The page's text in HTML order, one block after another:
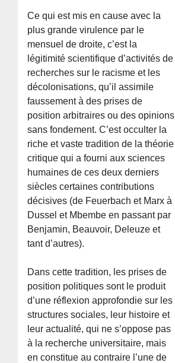
Ce qui est mis en cause avec la
plus grande virulence par le
mensuel de droite, c’est la
légitimité scientifique d’activités de
recherches sur le racisme et les
décolonisations, qu’il assimile
faussement à des prises de
position arbitraires ou des opinions
sans fondement. C’est occulter la
riche et vaste tradition de la théorie
critique qui a fourni aux sciences
humaines de ces deux derniers
siècles certaines contributions
décisives (de Feuerbach et Marx à
Dussel et Mbembe en passant par
Benjamin, Beauvoir, Deleuze et
tant d’autres).
Dans cette tradition, les prises de
position politiques sont le produit
d’une réflexion approfondie sur les
structures sociales, leur histoire et
leur actualité, qui ne s’oppose pas
à la recherche universitaire, mais
en constitue au contraire l’une de